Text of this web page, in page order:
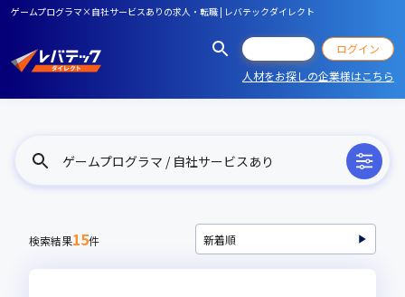
ゲームプログラマ×自社サービスありの求人・転職 | レバテックダイレクト
ログイン
人材をお探しの企業様はこちら
ゲームプログラマ / 自社サービスあり
検索結果15件